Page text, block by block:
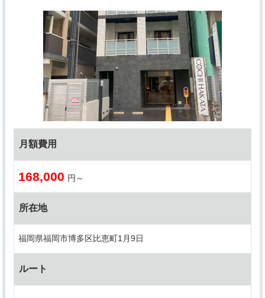
月額費用
168,000 円～
所在地
福岡県福岡市博多区比恵町1月9日
ルート